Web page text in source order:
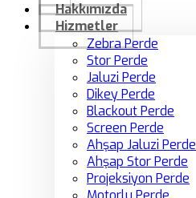
Hakkımızda
Hizmetler
Zebra Perde
Stor Perde
Jaluzi Perde
Dikey Perde
Blackout Perde
Screen Perde
Ahşap Jaluzi Perde
Ahşap Stor Perde
Projeksiyon Perde